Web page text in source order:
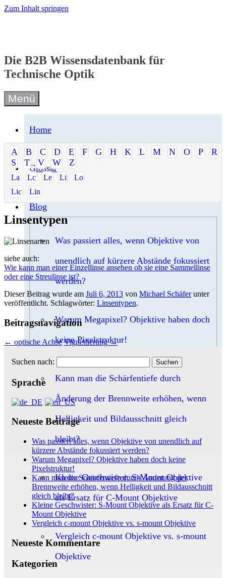
Zum Inhalt springen
Die B2B Wissensdatenbank für
Technische Optik
Menü
Home
Glossar
Blog
Was passiert alles, wenn Objektive von
unendlich auf kürzere Abstände fokussiert
werden?
Warum Megapixel? Objektive haben doch
keine Pixelstruktur!
Kann man die Schärfentiefe durch
Änderung der Brennweite erhöhen, wenn
Helligkeit und Bildausschnitt gleich
bleibt?
Kleine Geschwister: S-Mount Objektive
als Ersatz für C-Mount Objektive
Vergleich c-mount Objektive vs. s-mount
Objektive
A B C D E F G H K L M N O P
R
S
T V W Z
La Lc Le Li
Lo
Lic
Lin
Linsentypen
siehe auch:
Wie kann man einer Einzellinse ansehen ob sie eine Sammellinse
oder eine Streulinse ist?
Dieser Beitrag wurde am Juli 6, 2013 von Michael Schäferunter
veröffentlicht. Schlagwörter: Linsentypen.
Beitragsnavigation
← optische Achse Vignettierung→
Suchen nach:
Sprache
Neueste Beiträge
Was passiert alles, wenn Objektive von unendlich auf
kürzere Abstände fokussiert werden?
Warum Megapixel? Objektive haben doch keine
Pixelstruktur!
Kann man die Schärfentiefe durch Änderung der
Brennweite erhöhen, wenn Helligkeit und Bildausschnitt
gleich bleibt?
Kleine Geschwister: S-Mount Objektive als Ersatz für C-
Mount Objektive
Vergleich c-mount Objektive vs. s-mount Objektive
Neueste Kommentare
Kategorien